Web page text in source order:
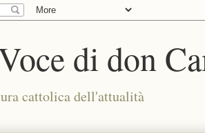
di don
cattolica dell'attualità